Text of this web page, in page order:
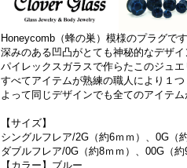
Honeycomb（蜂の巣）模様のプラグです
深みのある凹凸がとても神秘的なデザイ
パイレックスガラスで作らたこのジュ
すべてアイテムが熟練の職人により１
よって同じデザインでも全てのアイテム
【サイズ】
シングルフレア/2G（約6ｍｍ）、0G（
ダブルフレア/0G（約8ｍｍ）、00G（
【カラー】ブルー